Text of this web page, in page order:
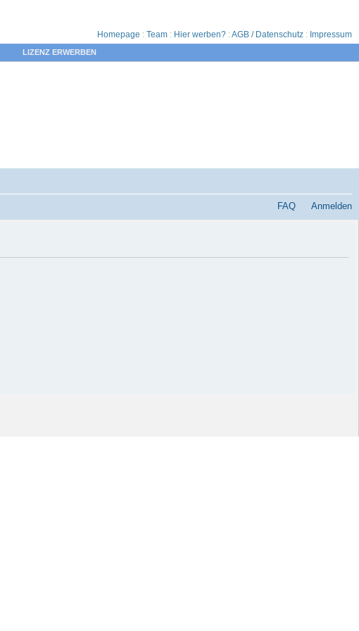
Homepage : Team : Hier werben? :AGB / Datenschutz : Impressum
LIZENZ ERWERBEN
FAQ Anmelden